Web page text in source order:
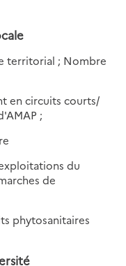
territorial ; Nombre
en circuits courts/
;
du
de
phytosanitaires